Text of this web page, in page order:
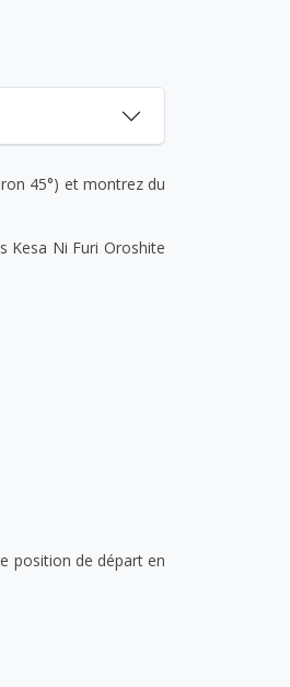
45°) et montrez du
Kesa Ni Furi Oroshite
position de départ en